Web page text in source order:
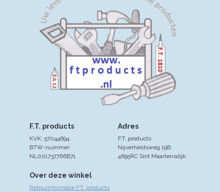
Over deze winkel
Retourinformatie F.T. products
Adres
F.T. products
Nijverheidsweg 19B
4695RC Sint Maartensdijk
F.T. products
KVK: 57044694
BTW-nummer:
NL001737766B71